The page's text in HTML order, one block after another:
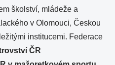
školství, mládeže a
v Olomouci, Českou
institucemi. Federace
ČR